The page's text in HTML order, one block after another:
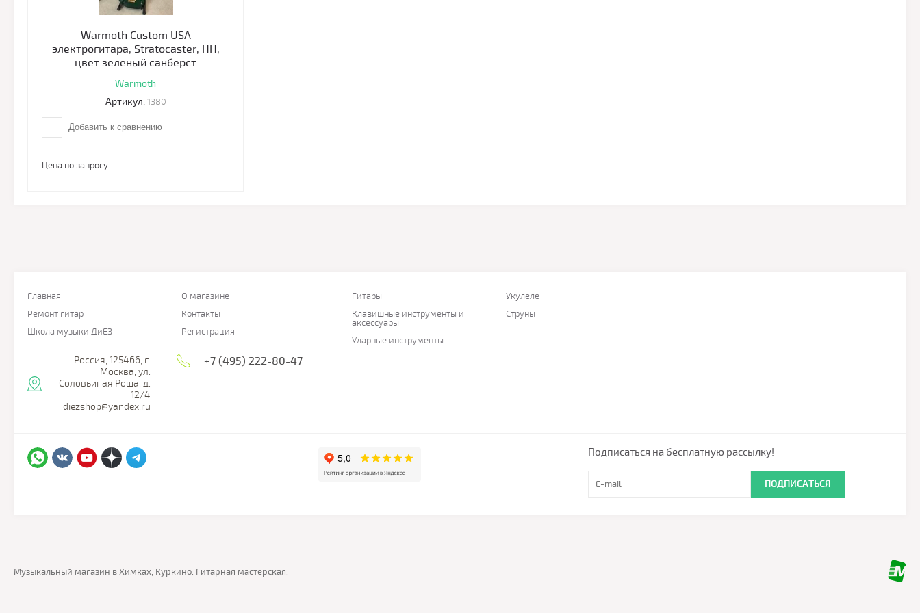
Warmoth Custom USA
электрогитара, Stratоcaster, HH,
цвет зеленый санберст
Warmoth
Артикул:1380
Добавить к сравнению
Цена по запросу
Главная
О магазине
Ремонт гитар
Контакты
Школа музыки ДиЕЗ
Регистрация
Гитары
Укулеле
Клавишные инструменты и
аксессуары
Струны
Ударные инструменты
Россия, 125466, г.
Москва, ул.
Соловьиная Роща, д.
12/4
diezshop@yandex.ru
+7 (495) 222-80-47
Подписаться на бесплатную рассылку!
ПОДПИСАТЬСЯ
Музыкальный магазин в Химках, Куркино. Гитарная мастерская.